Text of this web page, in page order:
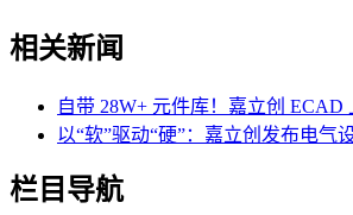
相关新闻
自带 28W+ 元件库！嘉立创 ECAD
以“软”驱动“硬”：嘉立创发布电气
栏目导航